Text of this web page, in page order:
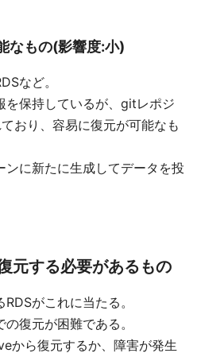
なもの(影響度:小)
など。
を保持しているが、gitレポジ
おり、容易に復元が可能なも
ンに新たに生成してデータを投
元する必要があるもの
がこれに当たる。
復元が困難である。
から復元するか、障害が発生